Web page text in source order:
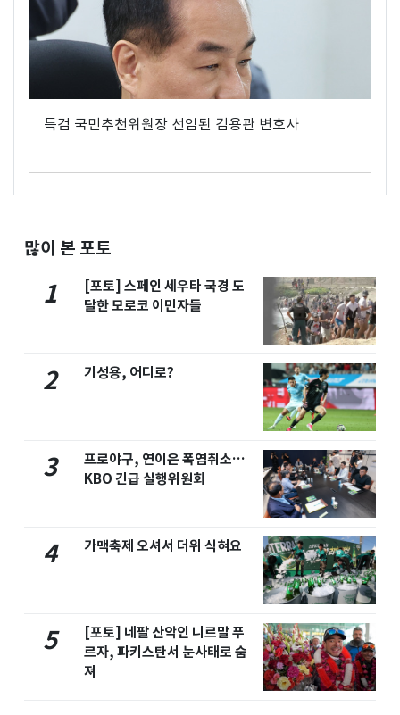
특검 국민추천위원장 선임된 김용관 변호사
많이 본 포토
1
[포토] 스페인 세우타 국경 도
달한 모로코 이민자들
2 기성용, 어디로?
3
프로야구, 연이은 폭염취소…
KBO 긴급 실행위원회
4 가맥축제 오셔서 더위 식혀요
5
[포토] 네팔 산악인 니르말 푸
르자, 파키스탄서 눈사태로 숨
져